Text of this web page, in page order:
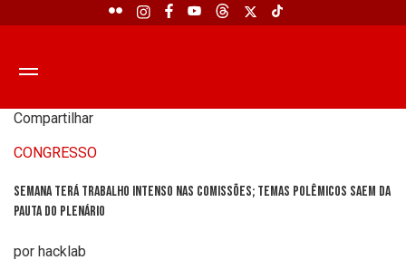
Compartilhar
CONGRESSO
Semana terá trabalho intenso nas comissões; temas polêmicos saem da
pauta do plenário
por hacklab